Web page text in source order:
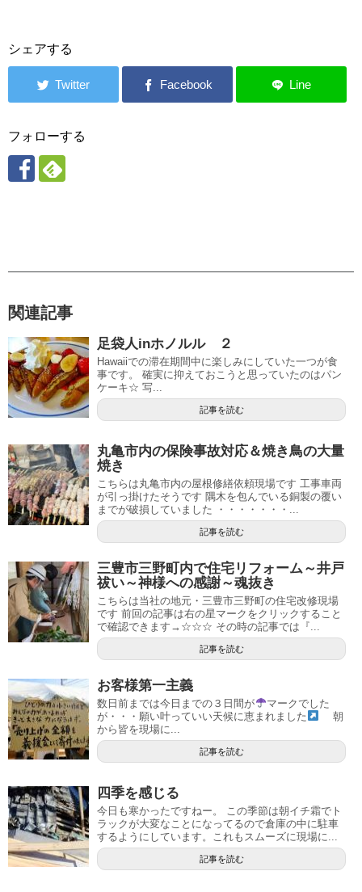
シェアする
フォローする
関連記事
足袋人inホノルル ２
Hawaiiでの滞在期間中に楽しみにしていた一つが食
事です。 確実に抑えておこうと思っていたのはパン
ケーキ☆ 写...
記事を読む
丸亀市内の保険事故対応＆焼き鳥の大量
焼き
こちらは丸亀市内の屋根修繕依頼現場です 工事車両
が引っ掛けたそうです 隅木を包んでいる銅製の覆い
までが破損していました ・・・・・・・...
記事を読む
三豊市三野町内で住宅リフォーム～井戸
祓い～神様への感謝～魂抜き
こちらは当社の地元・三豊市三野町の住宅改修現場
です 前回の記事は右の星マークをクリックすること
で確認できます→☆☆☆ その時の記事では『...
記事を読む
お客様第一主義
数日前までは今日までの３日間が
マークでした
が・・・願い叶っていい天候に恵まれました
朝
から皆を現場に...
記事を読む
四季を感じる
今日も寒かったですねー。 この季節は朝イチ霜でト
ラックが大変なことになってるので倉庫の中に駐車
するようにしています。これもスムーズに現場に...
記事を読む